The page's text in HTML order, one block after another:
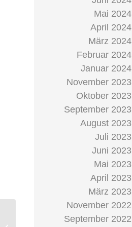
Mai 2024
April 2024
März 2024
Februar 2024
Januar 2024
November 2023
Oktober 2023
September 2023
August 2023
Juli 2023
Juni 2023
Mai 2023
April 2023
März 2023
November 2022
September 2022
Frohe Weihnachten von